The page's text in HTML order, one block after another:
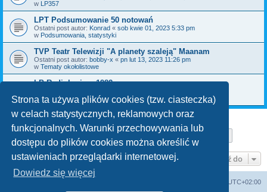
Strona ta używa plików cookies (tzw. ciasteczka)
w celach statystycznych, reklamowych oraz
funkcjonalnych. Warunki przechowywania lub
dostępu do plików cookies można określić w
ustawieniach przeglądarki internetowej.
Dowiedz się więcej
w LP357
LPT Podsumowanie 50 notowań
Ostatni post autor: Konrad « sob kwie 01, 2023 5:33 pm
w Podsumowania, statystyki
TVP Teatr Telewizji "A planety szaleją" Maanam
Ostatni post autor: bobby-x « pn lut 13, 2023 11:26 pm
w Tematy okołolistowe
LP Radiokuriera 1982
w Poszukiwana, poszukiwany!
Znaleziono 711 wyników Strona 1z 29
3
Przejdź do
UTC+02:00